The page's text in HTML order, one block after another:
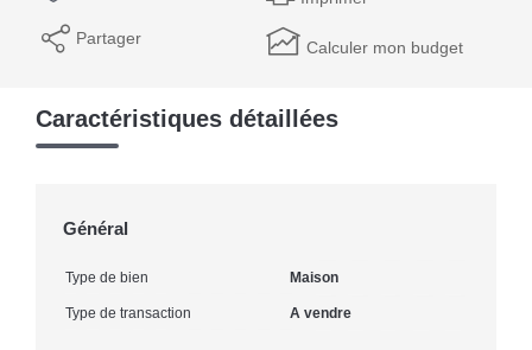
Partager Calculer mon budget
Caractéristiques détaillées
Général
Type de bien Maison
Type de transaction A vendre